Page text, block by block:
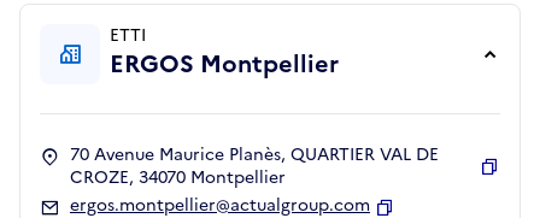
ETTI
ERGOS Montpellier
70 Avenue Maurice Planès, QUARTIER VAL DE
CROZE, 34070 Montpellier
ergos.montpellier@actualgroup.com